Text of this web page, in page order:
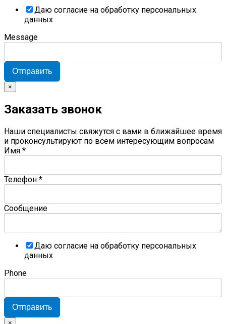
Даю согласие на обработку персональных
данных
Message
Отправить
×
Заказать звонок
Наши специалисты свяжутся с вами в ближайшее время
и проконсультируют по всем интересующим вопросам
Имя *
Телефон *
Сообщение
Даю согласие на обработку персональных
данных
Phone
Отправить